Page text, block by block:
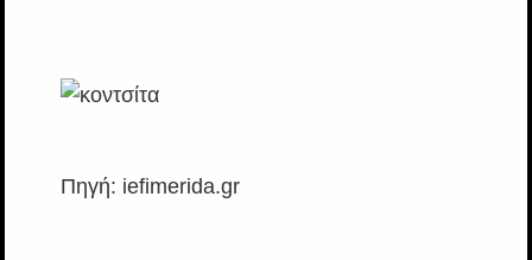
Πηγή: iefimerida.gr